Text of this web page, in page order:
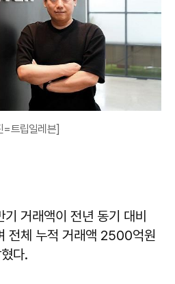
=트립일레븐]
거래액이 전년 동기 대비
전체 누적 거래액 2500억원
다.